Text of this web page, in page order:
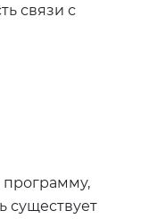
связи с
программу,
существует